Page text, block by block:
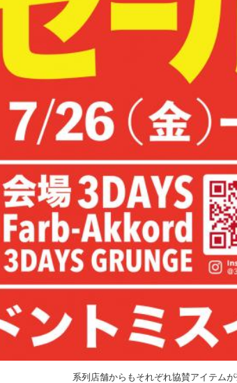
系列店舗からもそれぞれ協賛アイテム